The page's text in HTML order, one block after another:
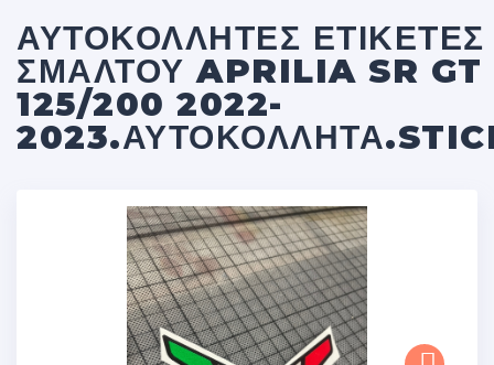
ΑΥΤΟΚΌΛΛΗΤΕΣ ΕΤΙΚΈΤΕΣ
ΣΜΆΛΤΟΥ APRILIA SR GT
125/200 2022-